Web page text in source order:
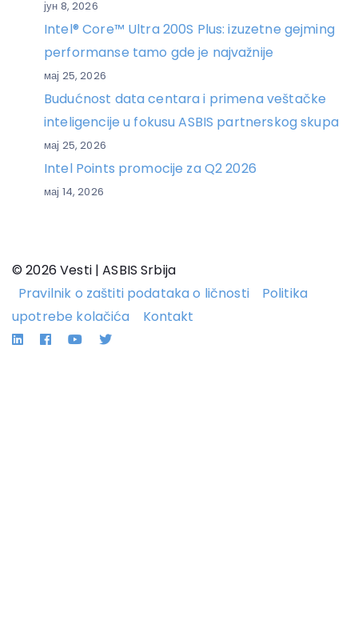
јун 8, 2026
Intel® Core™ Ultra 200S Plus: izuzetne gejming
performanse tamo gde je najvažnije
мај 25, 2026
Budućnost data centara i primena veštačke
inteligencije u fokusu ASBIS partnerskog skupa
мај 25, 2026
Intel Points promocije za Q2 2026
мај 14, 2026
© 2026 Vesti | ASBIS Srbija
Pravilnik o zaštiti podataka o ličnosti
Politika
upotrebe kolačića
Kontakt
LinkedinFacebook
YouTubeTwitter